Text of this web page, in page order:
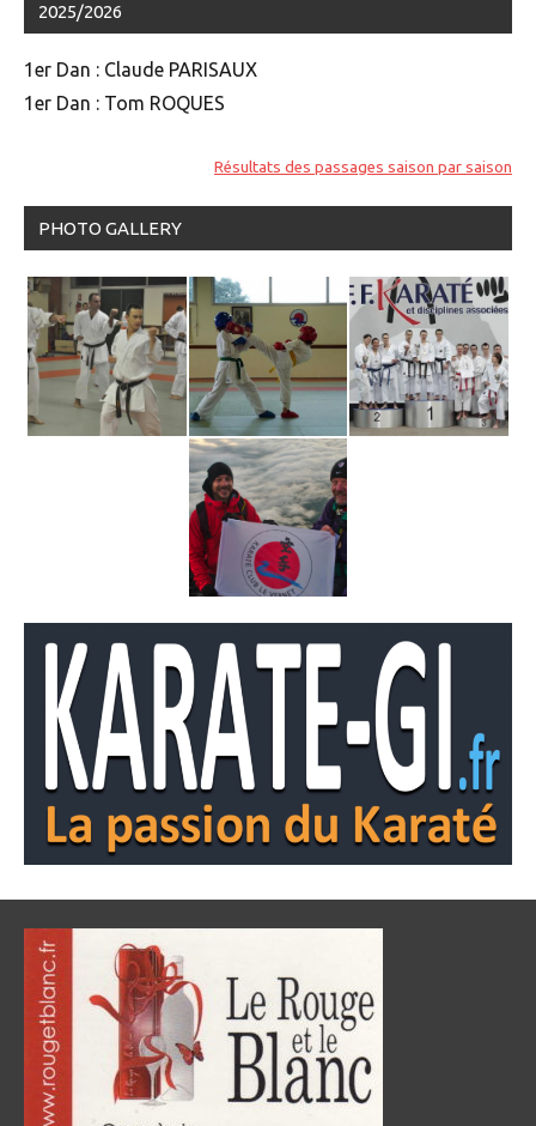
2025/2026
1er Dan : Claude PARISAUX
1er Dan : Tom ROQUES
Résultats des passages saison par saison
PHOTO GALLERY